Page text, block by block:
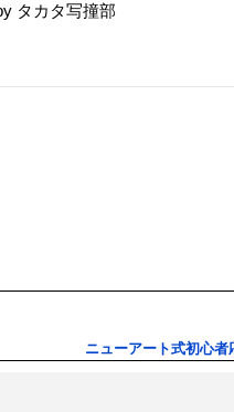
タカタ写撞部
ニューアート式初心者